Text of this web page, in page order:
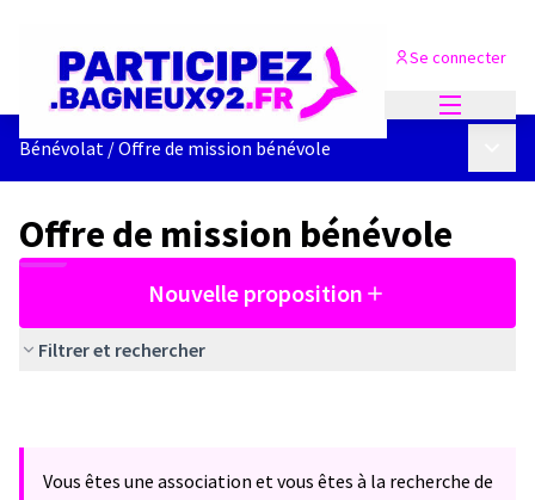
Se connecter
Bénévolat /Offre de mission bénévole
Offre de mission bénévole
Nouvelle proposition
Filtrer et rechercher
Vous êtes une association et vous êtes à la recherche de